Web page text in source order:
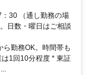
30 （通し勤務の場
日数・曜日はご相談
勤務OK。時間帯も
1回10分程度 * 東証